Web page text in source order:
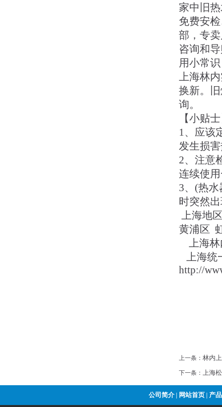
家中旧
免费安
部，专
咨询和
用小常
上海林
换新。
询。
【小贴
1、应该
发生损
2、注意
连续使
3、(热
时突然
上海地
黄浦区
上海林
上海统
http://
上一条： 林内
下一条： 上海
公司简介| 网站首页 产